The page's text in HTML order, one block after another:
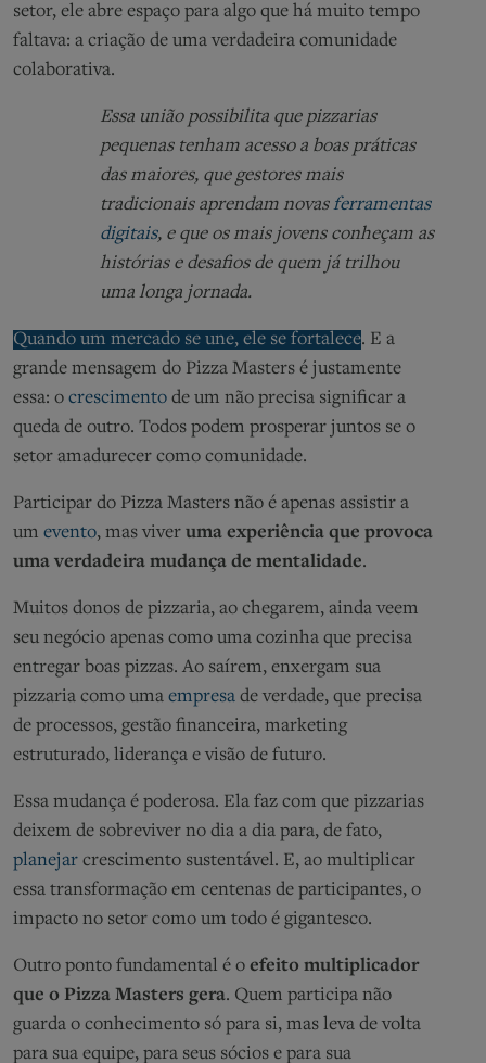
setor, ele abre espaço para algo que há muito tempo
faltava: a criação de uma verdadeira comunidade
colaborativa.
Essa união possibilita que pizzarias
pequenas tenham acesso a boas práticas
das maiores, que gestores mais
tradicionais aprendam novasferramentas
digitais, e que os mais jovens conheçam as
histórias e desafios de quem já trilhou
uma longa jornada.
Quando um mercado se une, ele se fortalece. E a
grande mensagem do Pizza Masters é justamente
essa: o crescimento de um não precisa significar a
queda de outro. Todos podem prosperar juntos se o
setor amadurecer como comunidade.
Participar do Pizza Masters não é apenas assistir a
um evento, mas viver uma experiência que provoca
uma verdadeira mudança de mentalidade.
Muitos donos de pizzaria, ao chegarem, ainda veem
seu negócio apenas como uma cozinha que precisa
entregar boas pizzas. Ao saírem, enxergam sua
pizzaria como uma empresa de verdade, que precisa
de processos, gestão financeira, marketing
estruturado, liderança e visão de futuro.
Essa mudança é poderosa. Ela faz com que pizzarias
deixem de sobreviver no dia a dia para, de fato,
planejar crescimento sustentável. E, ao multiplicar
essa transformação em centenas de participantes, o
impacto no setor como um todo é gigantesco.
Outro ponto fundamental é o efeito multiplicador
que o Pizza Masters gera. Quem participa não
guarda o conhecimento só para si, mas leva de volta
para sua equipe, para seus sócios e para sua